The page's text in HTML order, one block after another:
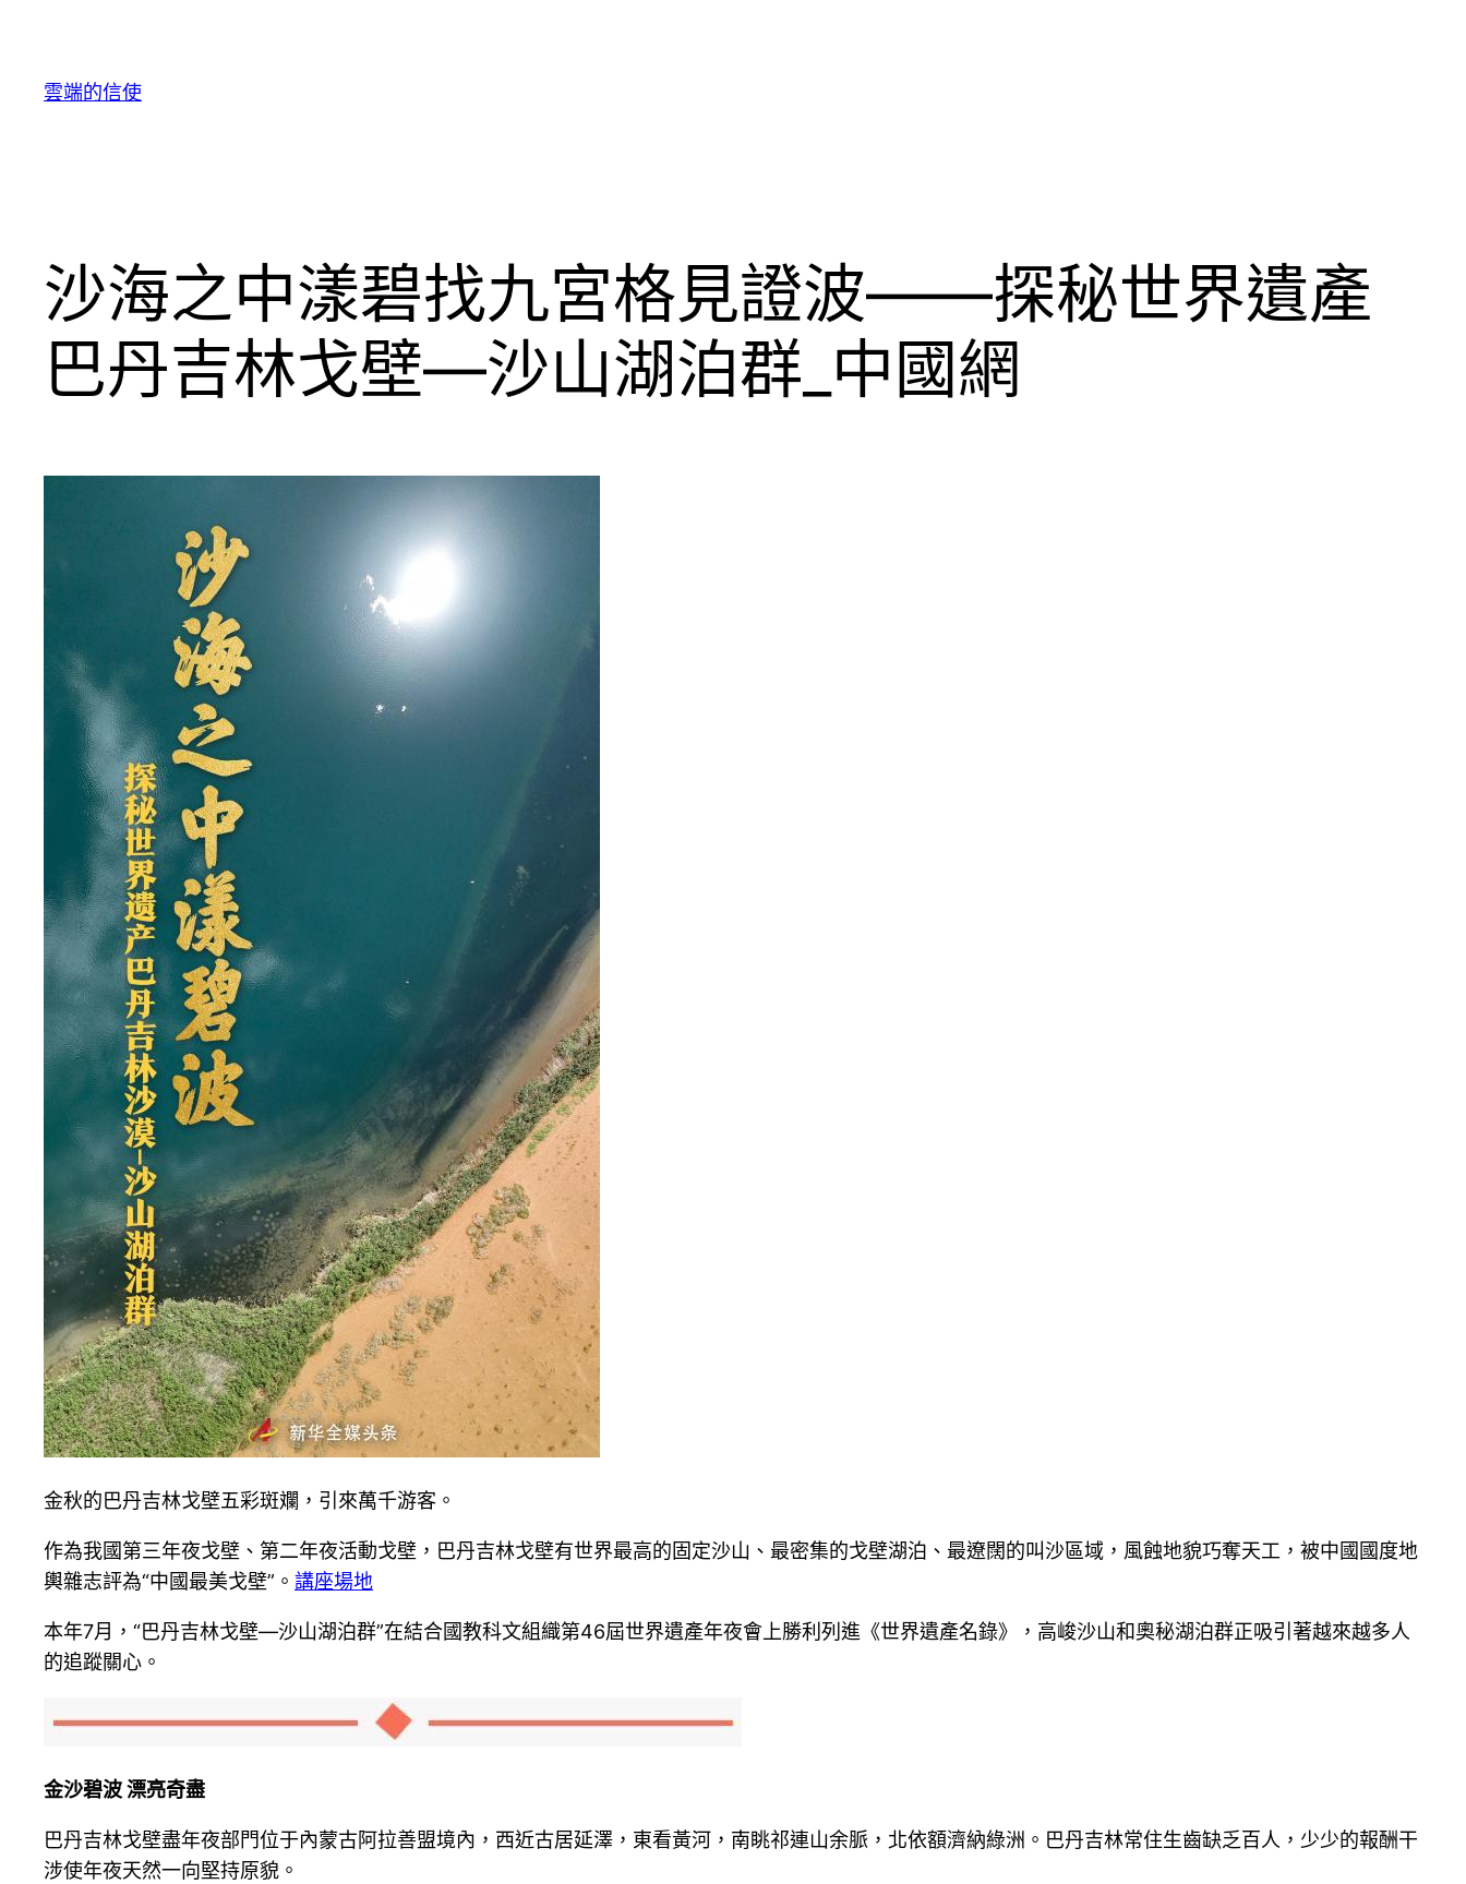
雲端的信使
沙海之中漾碧找九宮格見證波——探秘世界遺產
巴丹吉林戈壁—沙山湖泊群_中國網
金秋的巴丹吉林戈壁五彩斑斕，引來萬千游客。
作為我國第三年夜戈壁、第二年夜活動戈壁，巴丹吉林戈壁有世界最高的固定沙山、最密集的戈壁湖泊、最遼闊的叫沙區域，風蝕地貌巧奪天工，被中國國度地
輿雜志評為“中國最美戈壁”。 講座場地
本年7月，“巴丹吉林戈壁—沙山湖泊群”在結合國教科文組織第46屆世界遺產年夜會上勝利列進《世界遺產名錄》，高峻沙山和奧秘湖泊群正吸引著越來越多人
的追蹤關心。
金沙碧波 漂亮奇盡
巴丹吉林戈壁盡年夜部門位于內蒙古阿拉善盟境內，西近古居延澤，東看黃河，南眺祁連山余脈，北依額濟納綠洲。巴丹吉林常住生齒缺乏百人，少少的報酬干
涉使年夜天然一向堅持原貌。